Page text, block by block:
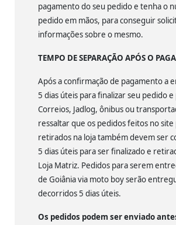
pagamento do seu pedido e tenha o
pedido em mãos, para conseguir
informações sobre o mesmo.
TEMPO DE SEPARAÇÃO APÓS O
Após a confirmação de pagamento a
5 dias úteis para finalizar seu pedido
Correios, Jadlog, ônibus ou
ressaltar que os pedidos feitos no
retirados na loja também devem ser
5 dias úteis para ser finalizado e
Loja Matriz. Pedidos para serem
de Goiânia via moto boy serão
decorridos 5 dias úteis.
Os pedidos podem ser enviado